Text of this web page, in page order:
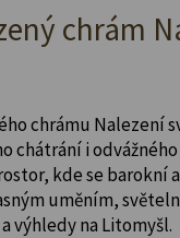
chrám
chrámu Nalezení
chátrání i
kde se barokní
uměním,
výhledy na Litomyšl.